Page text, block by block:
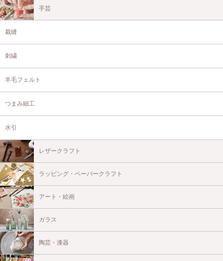
手芸
裁縫
刺繍
羊毛フェルト
つまみ細工
水引
レザークラフト
ラッピング・ペーパークラフト
アート・絵画
ガラス
陶芸・漆器